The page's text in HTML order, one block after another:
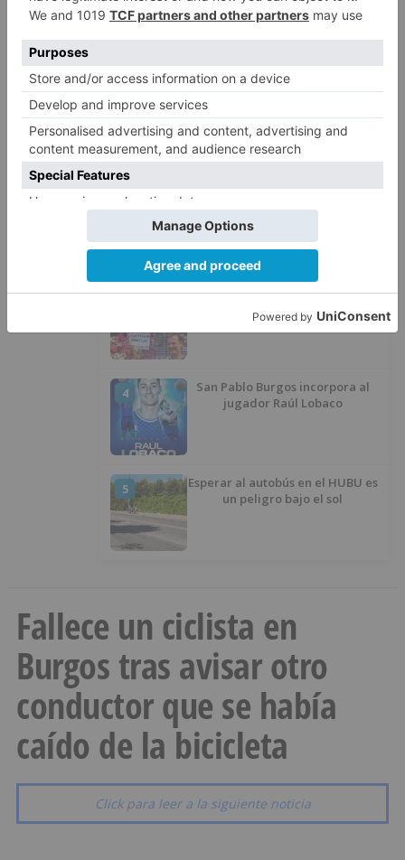
1 Más ventajas con el carné 60 CYL
2
concentrará en Bejar
3
Felix Gall ganador de la Vuelta a
4
San Pablo Burgos incorpora al
jugador Raúl Lobaco
5
Esperar al autobús en el HUBU es
un peligro bajo el sol
Fallece un ciclista en
Burgos tras avisar otro
conductor que se había
caído de la bicicleta
Click para leer a la siguiente noticia